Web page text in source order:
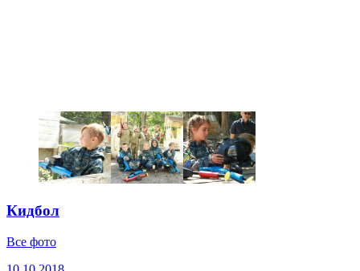
Кидбол
Все фото